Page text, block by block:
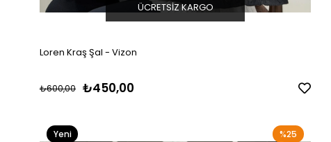
Loren Kraş Şal - Vizon
₺450,00
₺600,00
ÜCRETSIZ KARGO
%25
Yeni